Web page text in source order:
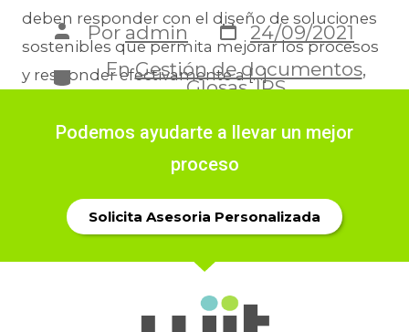
Por admin
24/09/2021
EnGestión de documentos,
Glosas,IPS
1 comentario
deben responder con el diseño de soluciones
sostenibles que permita mejorar los procesos
y responder efectivamente a […]
Podemos ayudarte a llevar un mejor
proceso
Solicita Asesoria Personalizada